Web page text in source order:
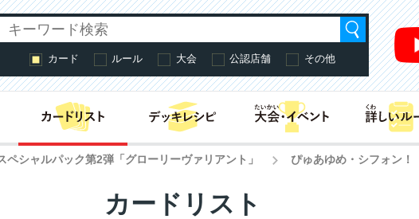
カード ルール 大会 公認店舗 その他
はじめての方へ・あそび方商品情報
ペシャルパック第2弾「グローリーヴァリアント」 ぴゅあゆめ・シフォン！
カードリスト